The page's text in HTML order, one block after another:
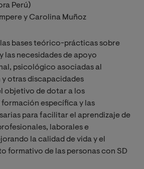
Perú)
y Carolina Muñoz
bases teórico-prácticas sobre
las necesidades de apoyo
psicológico asociadas al
otras discapacidades
objetivo de dotar a los
específica y las
para facilitar el aprendizaje de
laborales e
la calidad de vida y el
formativo de las personas con SD